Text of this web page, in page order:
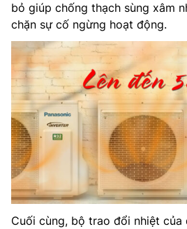
bỏ giúp chống thạch sùng xâm
chặn sự cố ngừng hoạt động.
Cuối cùng, bộ trao đổi nhiệt của